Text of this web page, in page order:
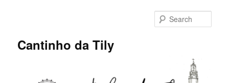
Cantinho da Tily